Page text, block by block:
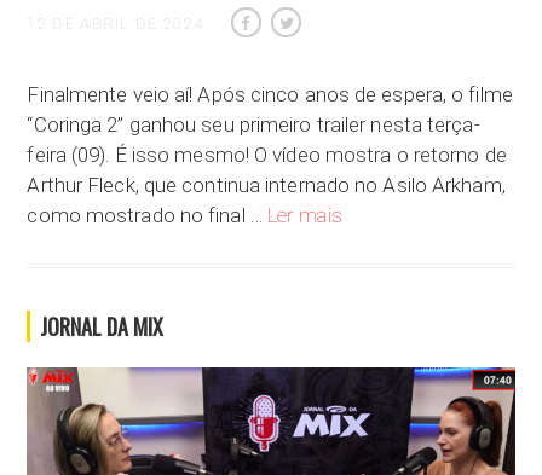
12 DE ABRIL DE 2024
Finalmente veio aí! Após cinco anos de espera, o filme
“Coringa 2” ganhou seu primeiro trailer nesta terça-
feira (09). É isso mesmo! O vídeo mostra o retorno de
Arthur Fleck, que continua internado no Asilo Arkham,
como mostrado no final … Ler mais
JORNAL DA MIX